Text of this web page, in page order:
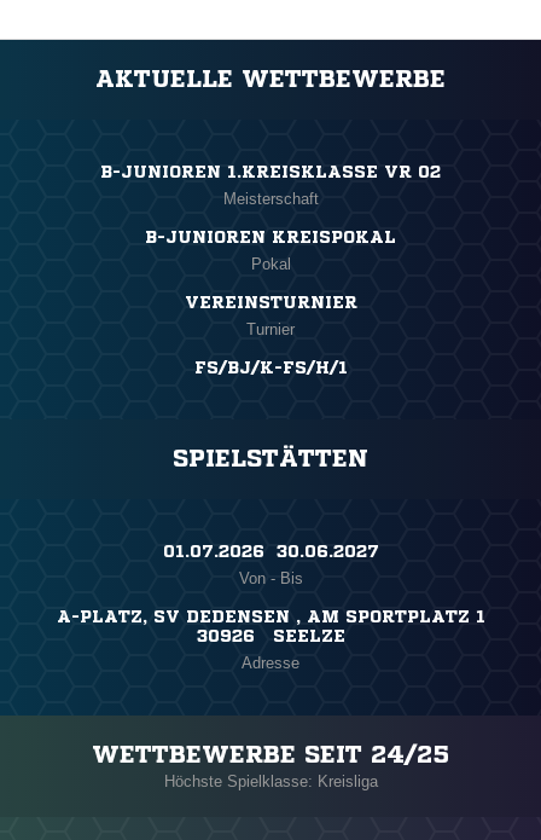
AKTUELLE WETTBEWERBE
B-JUNIOREN 1.KREISKLASSE VR 02
Meisterschaft
B-JUNIOREN KREISPOKAL
Pokal
VEREINSTURNIER
Turnier
FS/BJ/K-FS/H/1
SPIELSTÄTTEN
01.07.2026 ​ 30.06.2027
Von - Bis
A-PLATZ, SV DEDENSEN , AM SPORTPLATZ 1
30926 SEELZE
Adresse
WETTBEWERBE SEIT 24/25
Höchste Spielklasse: Kreisliga